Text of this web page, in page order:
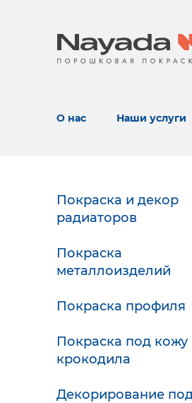
О нас Наши услуги
Покраска и декор
радиаторов
Покраска
металлоизделий
Покраска профиля
Покраска под кожу
крокодила
Декорирование